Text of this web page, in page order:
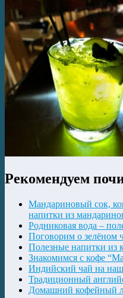
Рекомендуем
Мандариновый сок,
напитки из
Родниковая вода –
Поговорим о зелёном
Полезные напитки из
Знакомимся с кофе
Индийский чай на
Традиционный
Домашний кофейный